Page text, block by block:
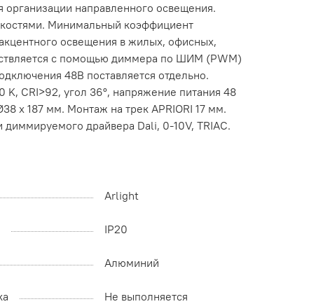
организации направленного освещения.
Минимальный коэффициент
освещения в жилых, офисных,
с помощью диммера по ШИМ (PWM)
48В поставляется отдельно.
CRI>92, угол 36°, напряжение питания 48
x 187 мм. Монтаж на трек APRIORI 17 мм.
драйвера Dali, 0-10V, TRIAC.
Arlight
IP20
Алюминий
Не выполняется